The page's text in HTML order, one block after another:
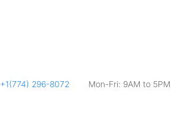
+1(774) 296-8072 Mon-Fri: 9AM to 5PM